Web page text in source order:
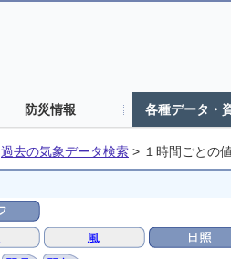
防災情報 各種データ・
過去の気象データ検索 > １時間ごとの